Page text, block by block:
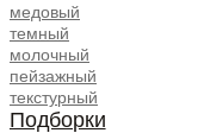
медовый
темный
молочный
пейзажный
текстурный
Подборки